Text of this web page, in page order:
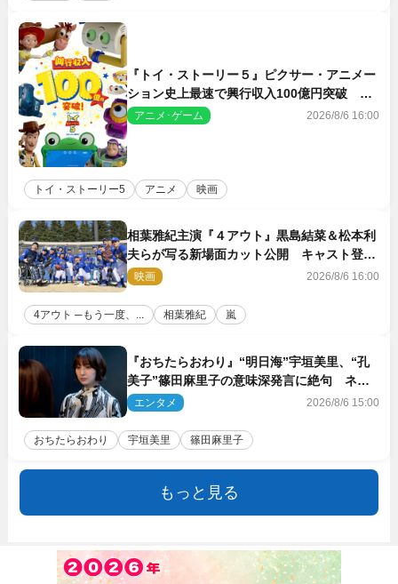
『トイ・ストーリー５』ピクサー・アニメー
ション史上最速で興行収入100億円突破 シ
リーズNo.1興収が目前
アニメ･ゲーム 2026/8/6 16:00
トイ・ストーリー5 アニメ 映画
相葉雅紀主演『４アウト』黒島結菜＆松本利
夫らが写る新場面カット公開 キャスト登壇
イベントも決定
映画 2026/8/6 16:00
4アウト ─もう一度、... 相葉雅紀 嵐
『おちたらおわり』“明日海”宇垣美里、“孔
美子”篠田麻里子の意味深発言に絶句 ネッ
ト驚き「まさか」「意外な展開」
エンタメ 2026/8/6 15:00
おちたらおわり 宇垣美里 篠田麻里子
もっと見る